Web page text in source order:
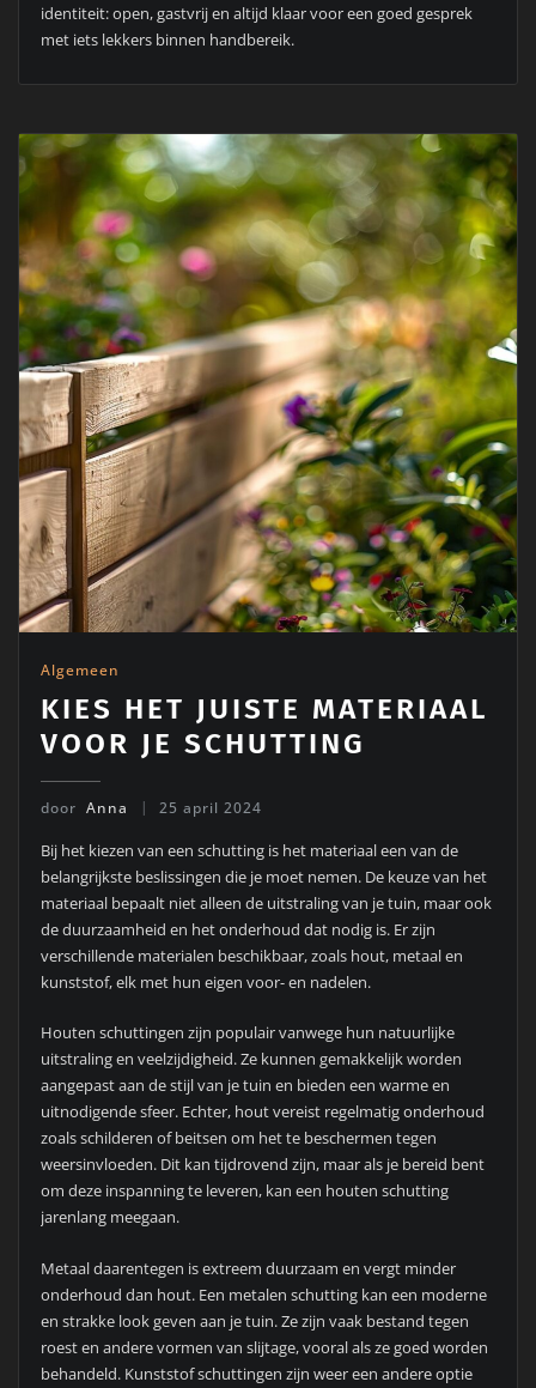
identiteit: open, gastvrij en altijd klaar voor een goed gesprek
met iets lekkers binnen handbereik.
Algemeen
KIES HET JUISTE MATERIAAL
VOOR JE SCHUTTING
door Anna 25 april 2024
Bij het kiezen van een schutting is het materiaal een van de
belangrijkste beslissingen die je moet nemen. De keuze van het
materiaal bepaalt niet alleen de uitstraling van je tuin, maar ook
de duurzaamheid en het onderhoud dat nodig is. Er zijn
verschillende materialen beschikbaar, zoals hout, metaal en
kunststof, elk met hun eigen voor- en nadelen.
Houten schuttingen zijn populair vanwege hun natuurlijke
uitstraling en veelzijdigheid. Ze kunnen gemakkelijk worden
aangepast aan de stijl van je tuin en bieden een warme en
uitnodigende sfeer. Echter, hout vereist regelmatig onderhoud
zoals schilderen of beitsen om het te beschermen tegen
weersinvloeden. Dit kan tijdrovend zijn, maar als je bereid bent
om deze inspanning te leveren, kan een houten schutting
jarenlang meegaan.
Metaal daarentegen is extreem duurzaam en vergt minder
onderhoud dan hout. Een metalen schutting kan een moderne
en strakke look geven aan je tuin. Ze zijn vaak bestand tegen
roest en andere vormen van slijtage, vooral als ze goed worden
behandeld. Kunststof schuttingen zijn weer een andere optie